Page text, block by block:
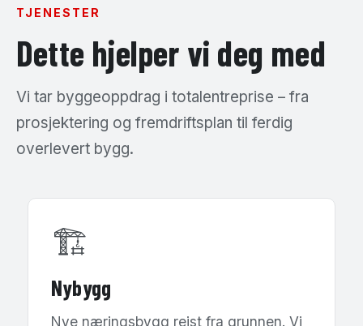
TJENESTER
Dette hjelper vi deg med
Vi tar byggeoppdrag i totalentreprise – fra
prosjektering og fremdriftsplan til ferdig
overlevert bygg.
🏗
Nybygg
Nye næringsbygg reist fra grunnen. Vi